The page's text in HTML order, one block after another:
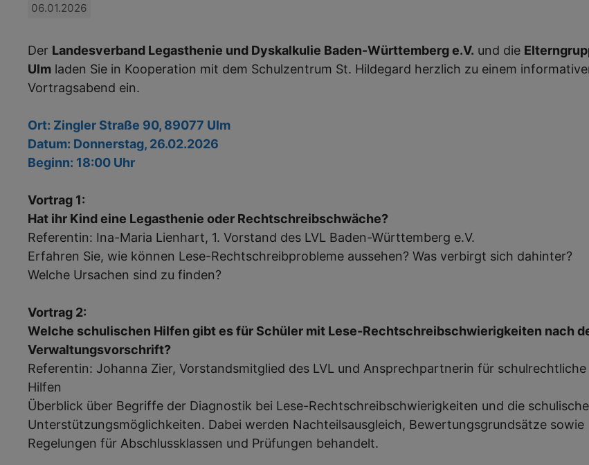
06.01.2026
Der Landesverband Legasthenie und Dyskalkulie Baden-Württemberg e.V. und die
Ulm laden Sie in Kooperation mit dem Schulzentrum St. Hildegard herzlich zu einem
Vortragsabend ein.
Ort: Zingler Straße 90, 89077 Ulm
Datum: Donnerstag, 26.02.2026
Beginn: 18:00 Uhr
Vortrag 1:
Hat ihr Kind eine Legasthenie oder Rechtschreibschwäche?
Referentin: Ina-Maria Lienhart, 1. Vorstand des LVL Baden-Württemberg e.V.
Erfahren Sie, wie können Lese-Rechtschreibprobleme aussehen? Was verbirgt sich dahinter?
Welche Ursachen sind zu finden?
Vortrag 2:
Welche schulischen Hilfen gibt es für Schüler mit Lese-Rechtschreibschwierigkeiten nach
Verwaltungsvorschrift?
Referentin: Johanna Zier, Vorstandsmitglied des LVL und Ansprechpartnerin für schulrechtliche
Hilfen
Überblick über Begriffe der Diagnostik bei Lese-Rechtschreibschwierigkeiten und die
Unterstützungsmöglichkeiten. Dabei werden Nachteilsausgleich, Bewertungsgrundsätze sowie
Regelungen für Abschlussklassen und Prüfungen behandelt.